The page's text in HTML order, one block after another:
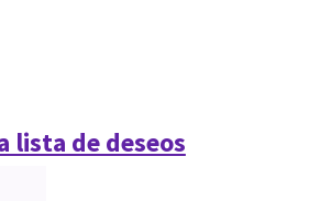
lista de deseos